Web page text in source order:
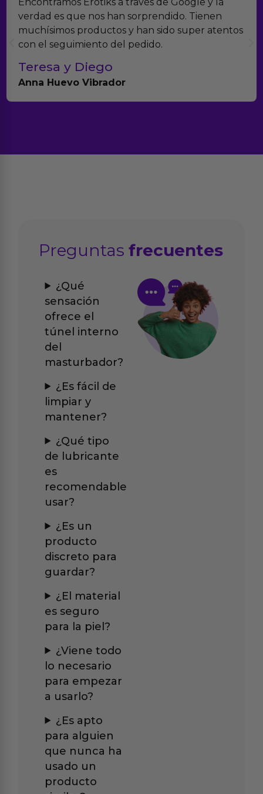
verdad es que nos han sorprendido. Tienen
muchísimos productos y han sido super atentos
con el seguimiento del pedido.
Teresa y Diego
Anna Huevo Vibrador
Preguntasfrecuentes
¿Qué
sensación
ofrece el
túnel interno
del
masturbador?
¿Es fácil de
limpiar y
mantener?
¿Qué tipo
de lubricante
es
recomendable
usar?
¿Es un
producto
discreto para
guardar?
¿El material
es seguro
para la piel?
¿Viene todo
lo necesario
para empezar
a usarlo?
¿Es apto
para alguien
que nunca ha
usado un
producto